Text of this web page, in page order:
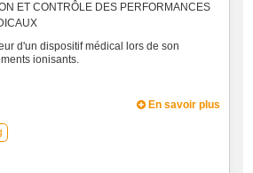
ET CONTRÔLE DES PERFORMANCES
d'un dispositif médical lors de son
ionisants.
En savoir plus